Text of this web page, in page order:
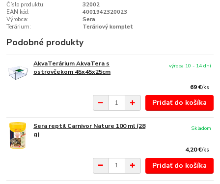
Číslo produktu:
32002
EAN kód:
4001942320023
Výrobca:
Sera
Terárium:
Teráriový komplet
Podobné produkty
AkvaTerárium AkvaTera s
ostrovčekom 45x45x25cm
69 €/ks
výroba 10 - 14 dní
Pridať do košíka
Sera reptil Carnivor Nature 100 ml (28
g)
4,20 €/ks
Skladom
Pridať do košíka